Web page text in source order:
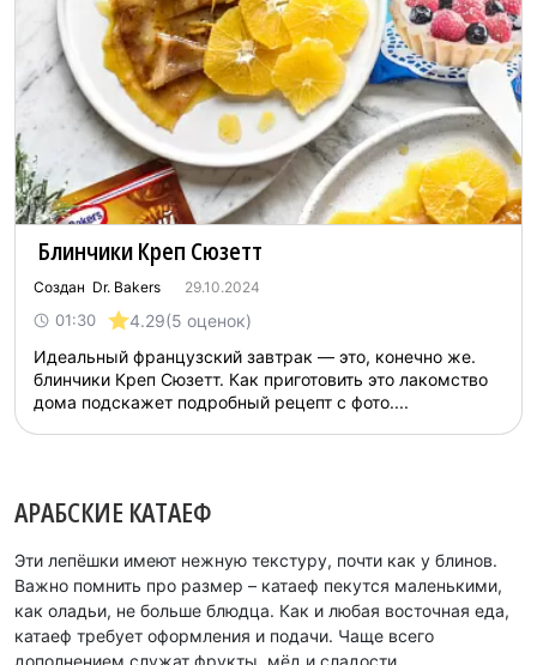
Блинчики Креп Сюзетт
Создан Dr. Bakers 29.10.2024
01:30 4.29(5 оценок)
Идеальный французский завтрак — это, конечно же.
блинчики Креп Сюзетт. Как приготовить это лакомство
дома подскажет подробный рецепт с фото....
АРАБСКИЕ КАТАЕФ
Эти лепёшки имеют нежную текстуру, почти как у блинов.
Важно помнить про размер – катаеф пекутся маленькими,
как оладьи, не больше блюдца. Как и любая восточная еда,
катаеф требует оформления и подачи. Чаще всего
дополнением служат фрукты, мёд и сладости.